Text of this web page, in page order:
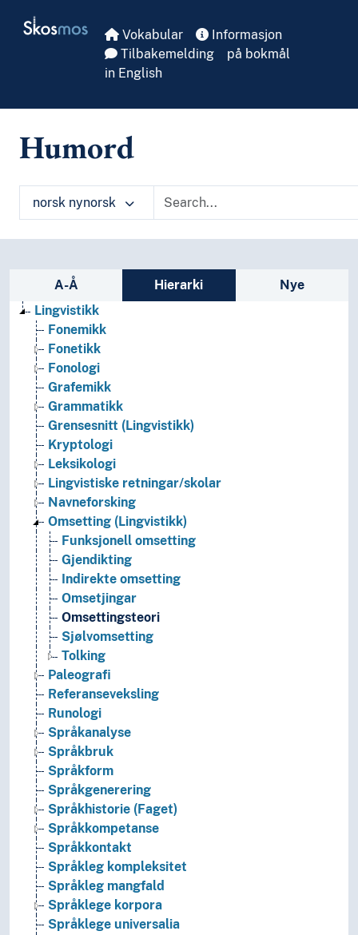
Skosmos Vokabular
Informasjon
Tilbakemelding
på bokmål
in English
Humord
norsk nynorsk
Sidefelt: navigér i vokabularet
A-Å Hierarki
Nye
Lingvistikk
Fonemikk
Fonetikk
Fonologi
Grafemikk
Grammatikk
Grensesnitt (Lingvistikk)
Kryptologi
Leksikologi
Lingvistiske retningar/skolar
Navneforsking
Omsetting (Lingvistikk)
Funksjonell omsetting
Gjendikting
Indirekte omsetting
Omsetjingar
Omsettingsteori
Sjølvomsetting
Tolking
Paleografi
Referanseveksling
Runologi
Språkanalyse
Språkbruk
Språkform
Språkgenerering
Språkhistorie (Faget)
Språkkompetanse
Språkkontakt
Språkleg kompleksitet
Språkleg mangfald
Språklege korpora
Språklege universalia